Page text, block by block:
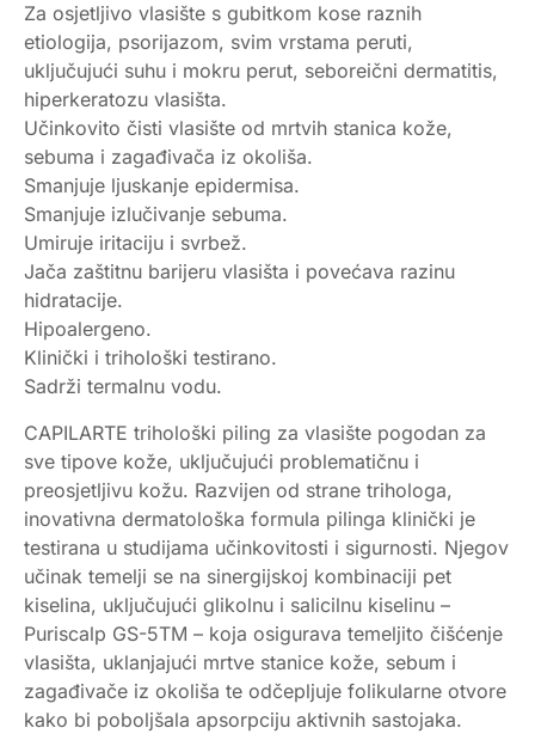
Za osjetljivo vlasište s gubitkom kose raznih
etiologija, psorijazom, svim vrstama peruti,
uključujući suhu i mokru perut, seboreični dermatitis,
hiperkeratozu vlasišta.
Učinkovito čisti vlasište od mrtvih stanica kože,
sebuma i zagađivača iz okoliša.
Smanjuje ljuskanje epidermisa.
Smanjuje izlučivanje sebuma.
Umiruje iritaciju i svrbež.
Jača zaštitnu barijeru vlasišta i povećava razinu
hidratacije.
Hipoalergeno.
Klinički i trihološki testirano.
Sadrži termalnu vodu.
CAPILARTE trihološki piling za vlasište pogodan za
sve tipove kože, uključujući problematičnu i
preosjetljivu kožu. Razvijen od strane trihologa,
inovativna dermatološka formula pilinga klinički je
testirana u studijama učinkovitosti i sigurnosti. Njegov
učinak temelji se na sinergijskoj kombinaciji pet
kiselina, uključujući glikolnu i salicilnu kiselinu –
Puriscalp GS-5TM – koja osigurava temeljito čišćenje
vlasišta, uklanjajući mrtve stanice kože, sebum i
zagađivače iz okoliša te odčepljuje folikularne otvore
kako bi poboljšala apsorpciju aktivnih sastojaka.